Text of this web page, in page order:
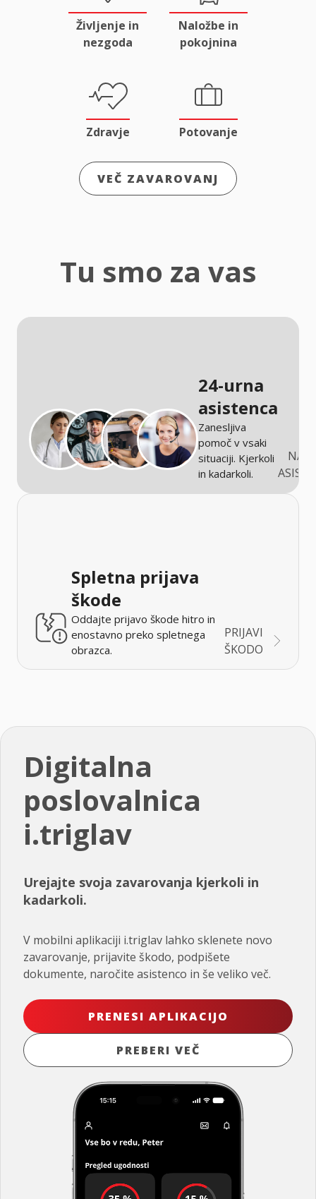
Življenje in
nezgoda
Naložbe in
pokojnina
Zdravje Potovanje
VEČ ZAVAROVANJ
Tu smo za vas
24-urna
asistenca
Zanesljiva
pomoč v vsaki
situaciji. Kjerkoli
in kadarkoli.
Spletna prijava
škode
Oddajte prijavo škode hitro in
enostavno preko spletnega
obrazca.
PRIJAVI
ŠKODO
Digitalna
poslovalnica
i.triglav
Urejajte svoja zavarovanja kjerkoli in
kadarkoli.
V mobilni aplikaciji i.triglav lahko sklenete novo
zavarovanje, prijavite škodo, podpišete
dokumente, naročite asistenco in še veliko več.
PRENESI APLIKACIJO
PREBERI VEČ